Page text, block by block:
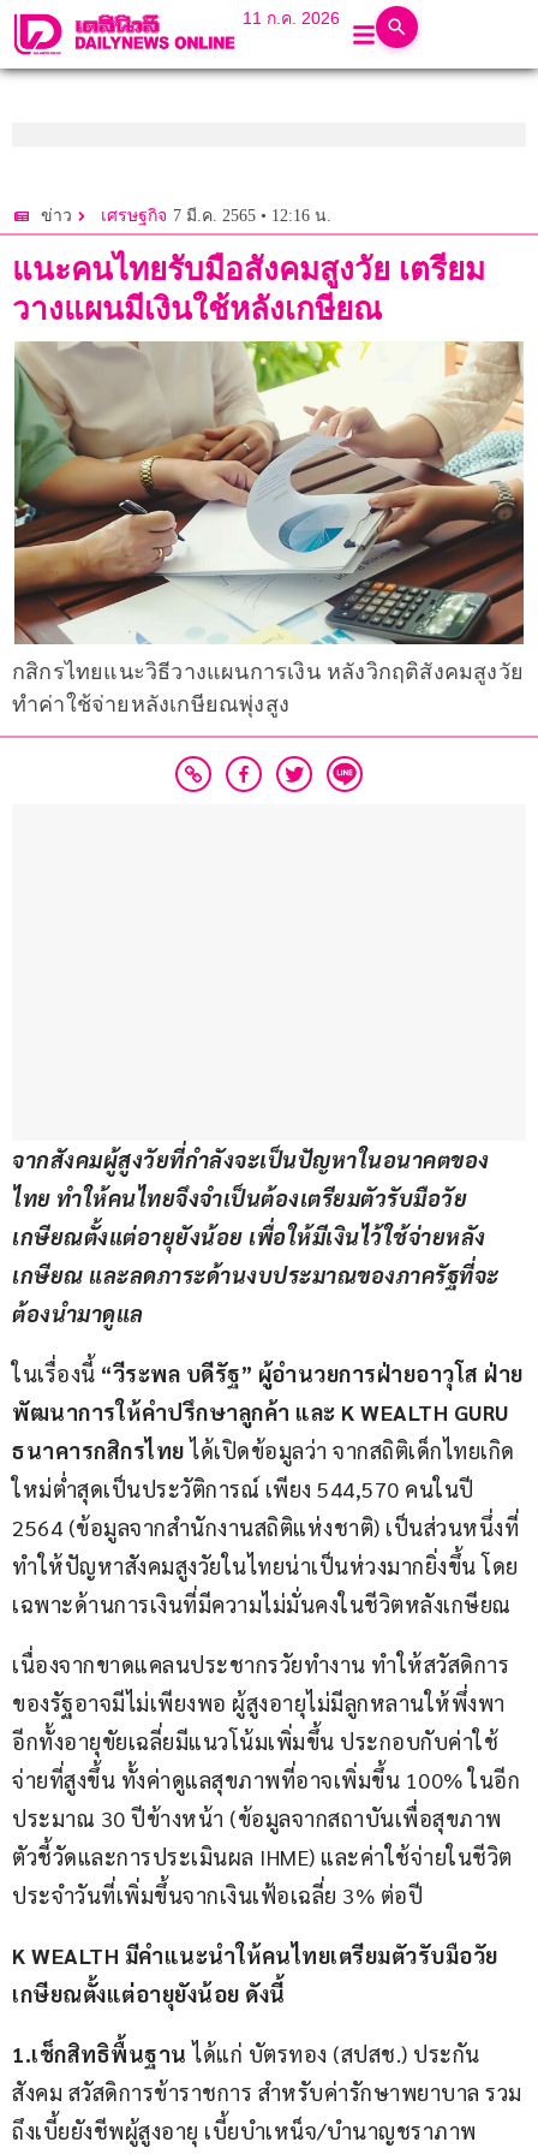
11 ก.ค. 2026
ข่าว เศรษฐกิจ 7 มี.ค. 2565 • 12:16 น.
แนะคนไทยรับมือสังคมสูงวัย เตรียม
วางแผนมีเงินใช้หลังเกษียณ
กสิกรไทยแนะวิธีวางแผนการเงิน หลังวิกฤติสังคมสูงวัย
ทำค่าใช้จ่ายหลังเกษียณพุ่งสูง
จากสังคมผู้สูงวัยที่กำลังจะเป็นปัญหาในอนาคตของ
ไทย ทำให้คนไทยจึงจำเป็นต้องเตรียมตัวรับมือวัย
เกษียณตั้งแต่อายุยังน้อย เพื่อให้มีเงินไว้ใช้จ่ายหลัง
เกษียณ และลดภาระด้านงบประมาณของภาครัฐที่จะ
ต้องนำมาดูแล
ในเรื่องนี้ “วีระพล บดีรัฐ” ผู้อำนวยการฝ่ายอาวุโส ฝ่าย
พัฒนาการให้คำปรึกษาลูกค้า และ K WEALTH GURU
ธนาคารกสิกรไทย ได้เปิดข้อมูลว่า จากสถิติเด็กไทยเกิด
ใหม่ต่ำสุดเป็นประวัติการณ์ เพียง 544,570 คนในปี
2564 (ข้อมูลจากสำนักงานสถิติแห่งชาติ) เป็นส่วนหนึ่งที่
ทำให้ปัญหาสังคมสูงวัยในไทยน่าเป็นห่วงมากยิ่งขึ้น โดย
เฉพาะด้านการเงินที่มีความไม่มั่นคงในชีวิตหลังเกษียณ
เนื่องจากขาดแคลนประชากรวัยทำงาน ทำให้สวัสดิการ
ของรัฐอาจมีไม่เพียงพอ ผู้สูงอายุไม่มีลูกหลานให้พึ่งพา
อีกทั้งอายุขัยเฉลี่ยมีแนวโน้มเพิ่มขึ้น ประกอบกับค่าใช้
จ่ายที่สูงขึ้น ทั้งค่าดูแลสุขภาพที่อาจเพิ่มขึ้น 100% ในอีก
ประมาณ 30 ปีข้างหน้า (ข้อมูลจากสถาบันเพื่อสุขภาพ
ตัวชี้วัดและการประเมินผล IHME) และค่าใช้จ่ายในชีวิต
ประจำวันที่เพิ่มขึ้นจากเงินเฟ้อเฉลี่ย 3% ต่อปี
K WEALTH มีคำแนะนำให้คนไทยเตรียมตัวรับมือวัย
เกษียณตั้งแต่อายุยังน้อย ดังนี้
1.เช็กสิทธิพื้นฐาน ได้แก่ บัตรทอง (สปสช.) ประกัน
สังคม สวัสดิการข้าราชการ สำหรับค่ารักษาพยาบาล รวม
ถึงเบี้ยยังชีพผู้สูงอายุ เบี้ยบำเหน็จ/บำนาญชราภาพ